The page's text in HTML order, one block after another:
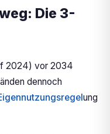
Die 3-
2024) vor 2034
dennoch
ung